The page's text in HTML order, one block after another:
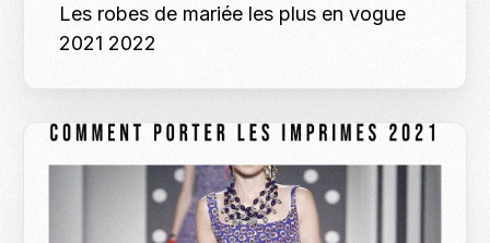
Les robes de mariée les plus en vogue
2021 2022